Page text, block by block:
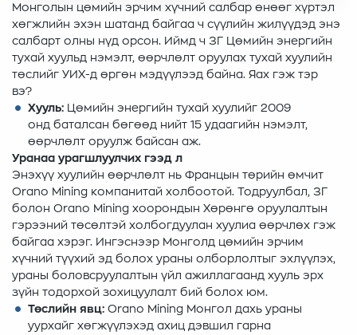
Монголын цөмийн эрчим хүчний салбар өнөөг хүртэл
хөгжлийн эхэн шатанд байгаа ч сүүлийн жилүүдэд энэ
салбарт олны нүд орсон. Иймд ч ЗГ Цөмийн энергийн
тухай хуульд нэмэлт, өөрчлөлт оруулах тухай хуулийн
төслийг УИХ-д өргөн мэдүүлээд байна. Яах гэж тэр
вэ?
Хууль: Цөмийн энергийн тухай хуулийг 2009
онд баталсан бөгөөд нийт 15 удаагийн нэмэлт,
өөрчлөлт оруулж байсан аж.
Уранаа урагшлуулчих гээд л
Энэхүү хуулийн өөрчлөлт нь Францын төрийн өмчит
Orano Mining компанитай холбоотой. Тодруулбал, ЗГ
болон Orano Mining хоорондын Хөрөнгө оруулалтын
гэрээний төсөлтэй холбогдуулан хуулиа өөрчлөх гэж
байгаа хэрэг. Ингэснээр Монголд цөмийн эрчим
хүчний түүхий эд болох ураны олборлолтыг эхлүүлэх,
ураны боловсруулалтын үйл ажиллагаанд хууль эрх
зүйн тодорхой зохицуулалт бий болох юм.
Төслийн явц: Orano Mining Монгол дахь ураны
уурхайг хөгжүүлэхэд ахиц дэвшил гарна